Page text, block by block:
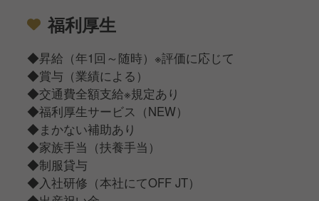
福利厚生
◆昇給（年1回～随時）※評価に応じて
◆賞与（業績による）
◆交通費全額支給※規定あり
◆福利厚生サービス（NEW）
◆まかない補助あり
◆家族手当（扶養手当）
◆制服貸与
◆入社研修（本社にてOFF JT）